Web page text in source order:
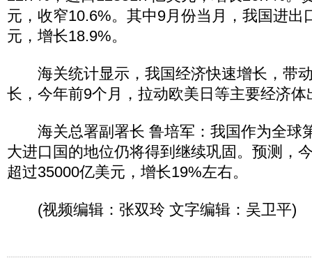
元，收窄10.6%。其中9月份当月，我国进出
元，增长18.9%。
海关统计显示，我国经济快速增长，带
长，今年前9个月，拉动欧美日等主要经济
海关总署副署长 鲁培军：我国作为全球
大进口国的地位仍将得到继续巩固。预测，
超过35000亿美元，增长19%左右。
(视频编辑：张双玲 文字编辑：吴卫平)